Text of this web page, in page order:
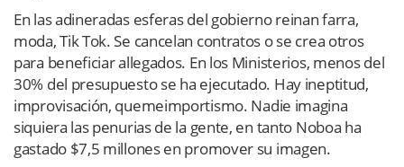
En las adineradas esferas del gobierno reinan farra,
moda, Tik Tok. Se cancelan contratos o se crea otros
para beneficiar allegados. En los Ministerios, menos del
30% del presupuesto se ha ejecutado. Hay ineptitud,
improvisación, quemeimportismo. Nadie imagina
siquiera las penurias de la gente, en tanto Noboa ha
gastado $7,5 millones en promover su imagen.